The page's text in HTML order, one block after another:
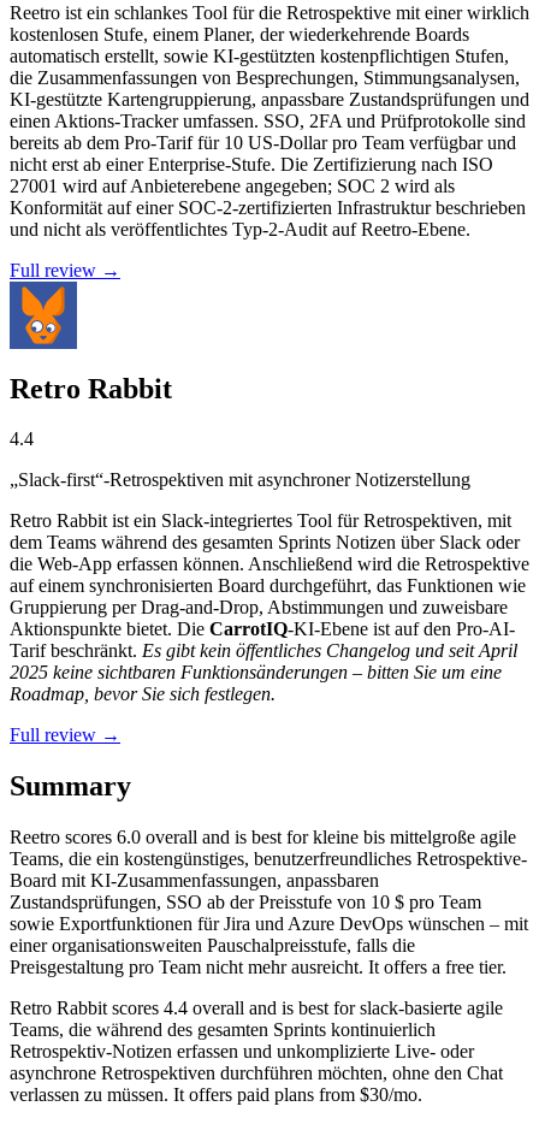
Reetro ist ein schlankes Tool für die Retrospektive mit einer wirklich
kostenlosen Stufe, einem Planer, der wiederkehrende Boards
automatisch erstellt, sowie KI-gestützten kostenpflichtigen Stufen,
die Zusammenfassungen von Besprechungen, Stimmungsanalysen,
KI-gestützte Kartengruppierung, anpassbare Zustandsprüfungen und
einen Aktions-Tracker umfassen. SSO, 2FA und Prüfprotokolle sind
bereits ab dem Pro-Tarif für 10 US-Dollar pro Team verfügbar und
nicht erst ab einer Enterprise-Stufe. Die Zertifizierung nach ISO
27001 wird auf Anbieterebene angegeben; SOC 2 wird als
Konformität auf einer SOC-2-zertifizierten Infrastruktur beschrieben
und nicht als veröffentlichtes Typ-2-Audit auf Reetro-Ebene.
Full review →
Retro Rabbit
4.4
„Slack-first“-Retrospektiven mit asynchroner Notizerstellung
Retro Rabbit ist ein Slack-integriertes Tool für Retrospektiven, mit
dem Teams während des gesamten Sprints Notizen über Slack oder
die Web-App erfassen können. Anschließend wird die Retrospektive
auf einem synchronisierten Board durchgeführt, das Funktionen wie
Gruppierung per Drag-and-Drop, Abstimmungen und zuweisbare
Aktionspunkte bietet. Die CarrotIQ-KI-Ebene ist auf den Pro-AI-
Tarif beschränkt. Es gibt kein öffentliches Changelog und seit April
2025 keine sichtbaren Funktionsänderungen – bitten Sie um eine
Roadmap, bevor Sie sich festlegen.
Full review →
Summary
Reetro scores 6.0 overall and is best for kleine bis mittelgroße agile
Teams, die ein kostengünstiges, benutzerfreundliches Retrospektive-
Board mit KI-Zusammenfassungen, anpassbaren
Zustandsprüfungen, SSO ab der Preisstufe von 10 $ pro Team
sowie Exportfunktionen für Jira und Azure DevOps wünschen – mit
einer organisationsweiten Pauschalpreisstufe, falls die
Preisgestaltung pro Team nicht mehr ausreicht. It offers a free tier.
Retro Rabbit scores 4.4 overall and is best for slack-basierte agile
Teams, die während des gesamten Sprints kontinuierlich
Retrospektiv-Notizen erfassen und unkomplizierte Live- oder
asynchrone Retrospektiven durchführen möchten, ohne den Chat
verlassen zu müssen. It offers paid plans from $30/mo.